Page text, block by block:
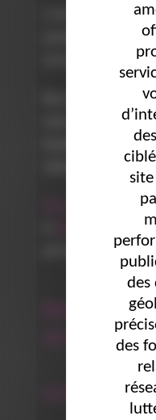
C’est celles qui,
puisqu’elles
immatériel lorsque
Nos soft skills nous
nous-même et donc
travail lorsque notre
vous
permettre de vous
Retrouvez
sur les
des
des